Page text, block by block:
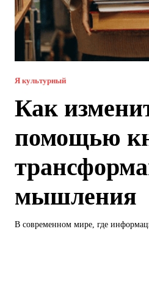
Я культурный
Как
помощью
мышления
В современном мире, где